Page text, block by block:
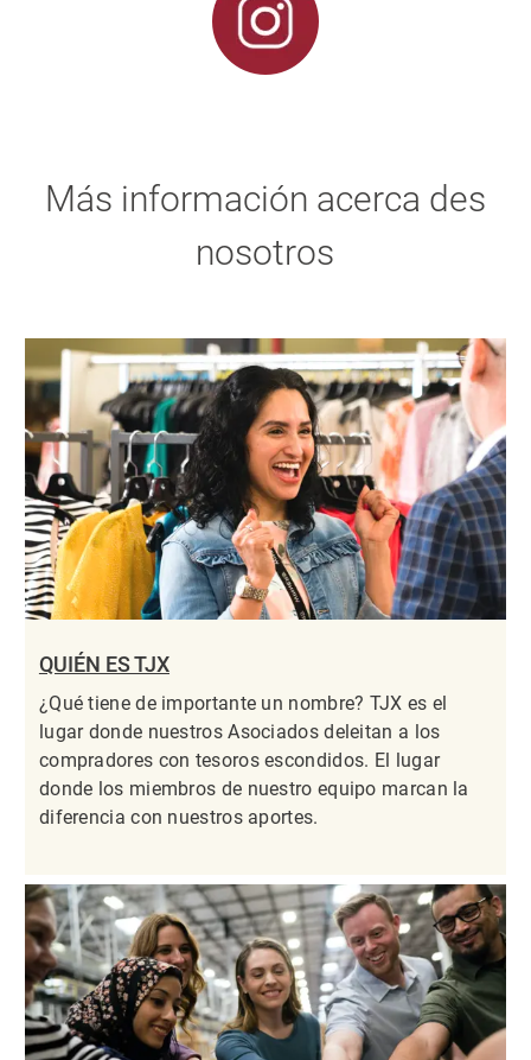
Más información acerca des
nosotros
QUIÉN ES TJX
¿Qué tiene de importante un nombre? TJX es el
lugar donde nuestros Asociados deleitan a los
compradores con tesoros escondidos. El lugar
donde los miembros de nuestro equipo marcan la
diferencia con nuestros aportes.